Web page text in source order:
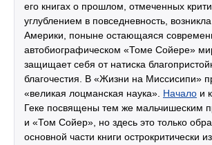
его книгах о прошлом, отмеченных
углублением в повседневность,
Америки, поныне остающаяся
автобиографическом «Томе Сойере»
защищает себя от натиска
благочестия. В «Жизни на Миссисипи»
«великая лоцманская наука». Начало и
Геке посвящены тем же мальчишеским
и «Том Сойер», но здесь это только
основной части книги острокритически